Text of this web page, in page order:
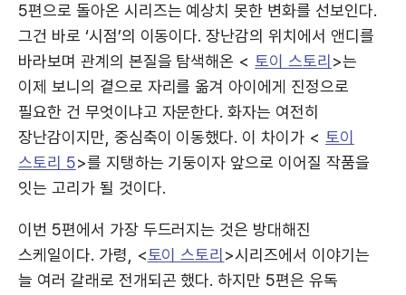
5편으로 돌아온 시리즈는 예상치 못한 변화를 선보인다.
그건 바로 ‘시점’의 이동이다. 장난감의 위치에서 앤디를
바라보며 관계의 본질을 탐색해온 < 토이 스토리 >는
이제 보니의 곁으로 자리를 옮겨 아이에게 진정으로
필요한 건 무엇이냐고 자문한다. 화자는 여전히
장난감이지만, 중심축이 이동했다. 이 차이가 < 토이
스토리 5>를 지탱하는 기둥이자 앞으로 이어질 작품을
잇는 고리가 될 것이다.
이번 5편에서 가장 두드러지는 것은 방대해진
스케일이다. 가령, <토이 스토리 >시리즈에서 이야기는
늘 여러 갈래로 전개되곤 했다. 하지만 5편은 유독